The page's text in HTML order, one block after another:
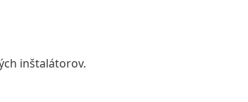
inštalátorov.